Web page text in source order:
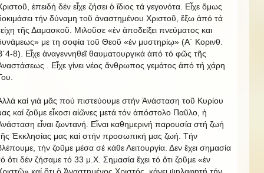
ἐπειδή δέν εἶχε ζήσει ὁ ἴδιος τά γεγονότα. Εἶχε ὅμως
τήν δύναμη τοῦ ἀναστημένου Χριστοῦ, ἔξω ἀπό τά
τῆς Δαμασκοῦ. Μιλοῦσε «ἐν ἀποδείξει πνεύματος και
με τη σοφία τοῦ Θεοῦ «ἐν μυστηρίῳ» (Α΄ Κορινθ.
8). Εἶχε ἀναγεννηθεῖ θαυματουργικά ἀπό τό φῶς τῆς
. Εἶχε γίνει νέος ἄνθρωπος γεμάτος ἀπό τή χάρη
καί γιά μᾶς πού πιστεύουμε στήν Ἀνάσταση τοῦ Κυρίου
καί ζοῦμε εἶκοσι αἰῶνες μετά τόν ἀπόστολο Παῦλο, ἡ
εἶναι ζωντανή. Εἶναι καθημερινή παρουσία στή ζωή
Ἐκκλησίας μας καί στήν προσωπική μας ζωή. Τήν
τήν ζοῦμε μέσα σέ κάθε Λειτουργία. Δεν ἔχει σημασία
ὅτι δέν ζήσαμε τό 33 μ.Χ. Σημασία ἔχει τό ὅτι ζοῦμε «ἐν
καί ὅτι ὁ Ἀναστημένος Χριστός, κάνει ψηλαφητή τήν